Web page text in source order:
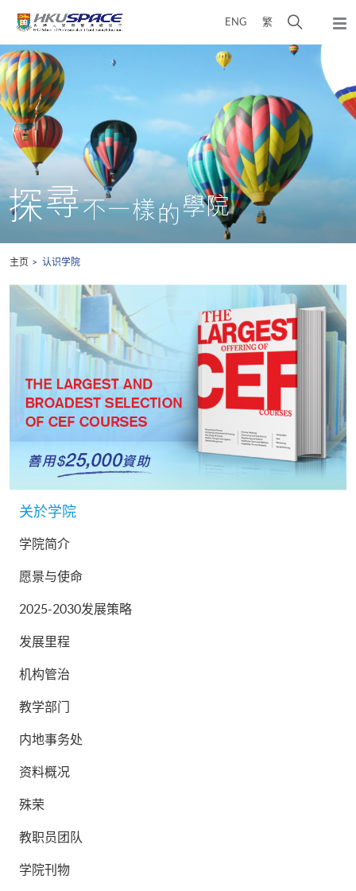
content
ENG 繁
开
面
弹
单
Main
content
start
主页 认识学院
关於学院
学院简介
愿景与使命
2025-2030发展策略
发展里程
机构管治
教学部门
内地事务处
资料概况
殊荣
教职员团队
学院刊物